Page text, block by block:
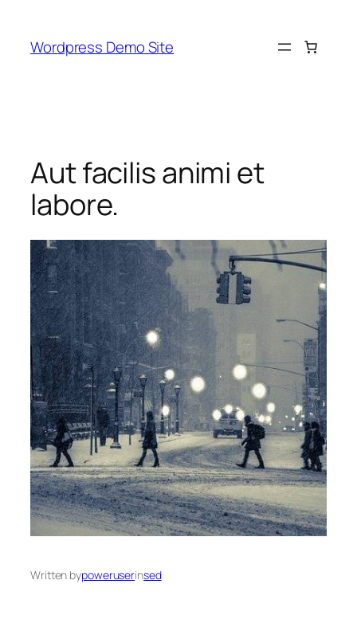
content
Wordpress Demo Site
Aut facilis animi et
labore.
Written bypoweruserinsed